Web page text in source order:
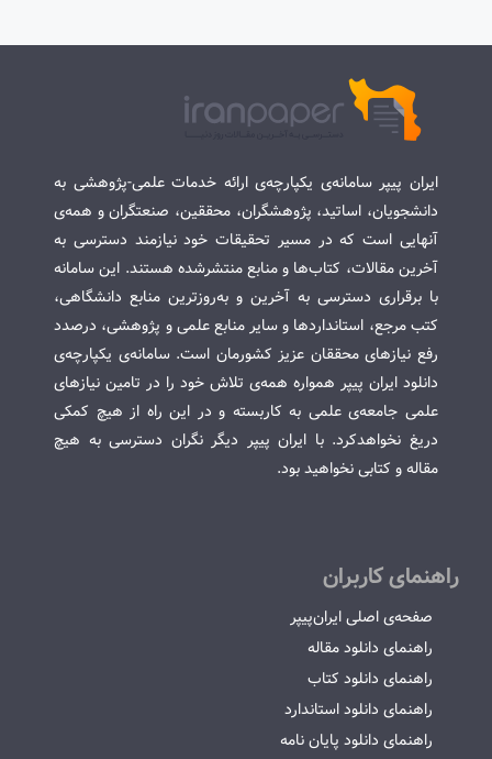
ایران پیپر سامانه‌ی یکپارچه‌ی ارائه خدمات علمی-پژوهشی به
دانشجویان، اساتید، پژوهشگران، محققین، صنعتگران و همه‌ی
آنهایی است که در مسیر تحقیقات خود نیازمند دسترسی به
آخرین مقالات، کتاب‌ها و منابع منتشرشده هستند. این سامانه
با برقراری دسترسی به آخرین و به‌روزترین منابع دانشگاهی،
کتب مرجع، استانداردها و سایر منابع علمی و پژوهشی، درصدد
رفع نیازهای محققان عزیز کشورمان است. سامانه‌ی یکپارچه‌ی
دانلود ایران پیپر همواره همه‌ی تلاش خود را در تامین نیازهای
علمی جامعه‌ی علمی به کاربسته و در این راه از هیچ کمکی
دریغ نخواهدکرد. با ایران پیپر دیگر نگران دسترسی به هیچ
مقاله و کتابی نخواهید بود.
راهنمای کاربران
صفحه‌ی اصلی ایران‌پیپر
راهنمای دانلود مقاله
راهنمای دانلود کتاب
راهنمای دانلود استاندارد
راهنمای دانلود پایان نامه